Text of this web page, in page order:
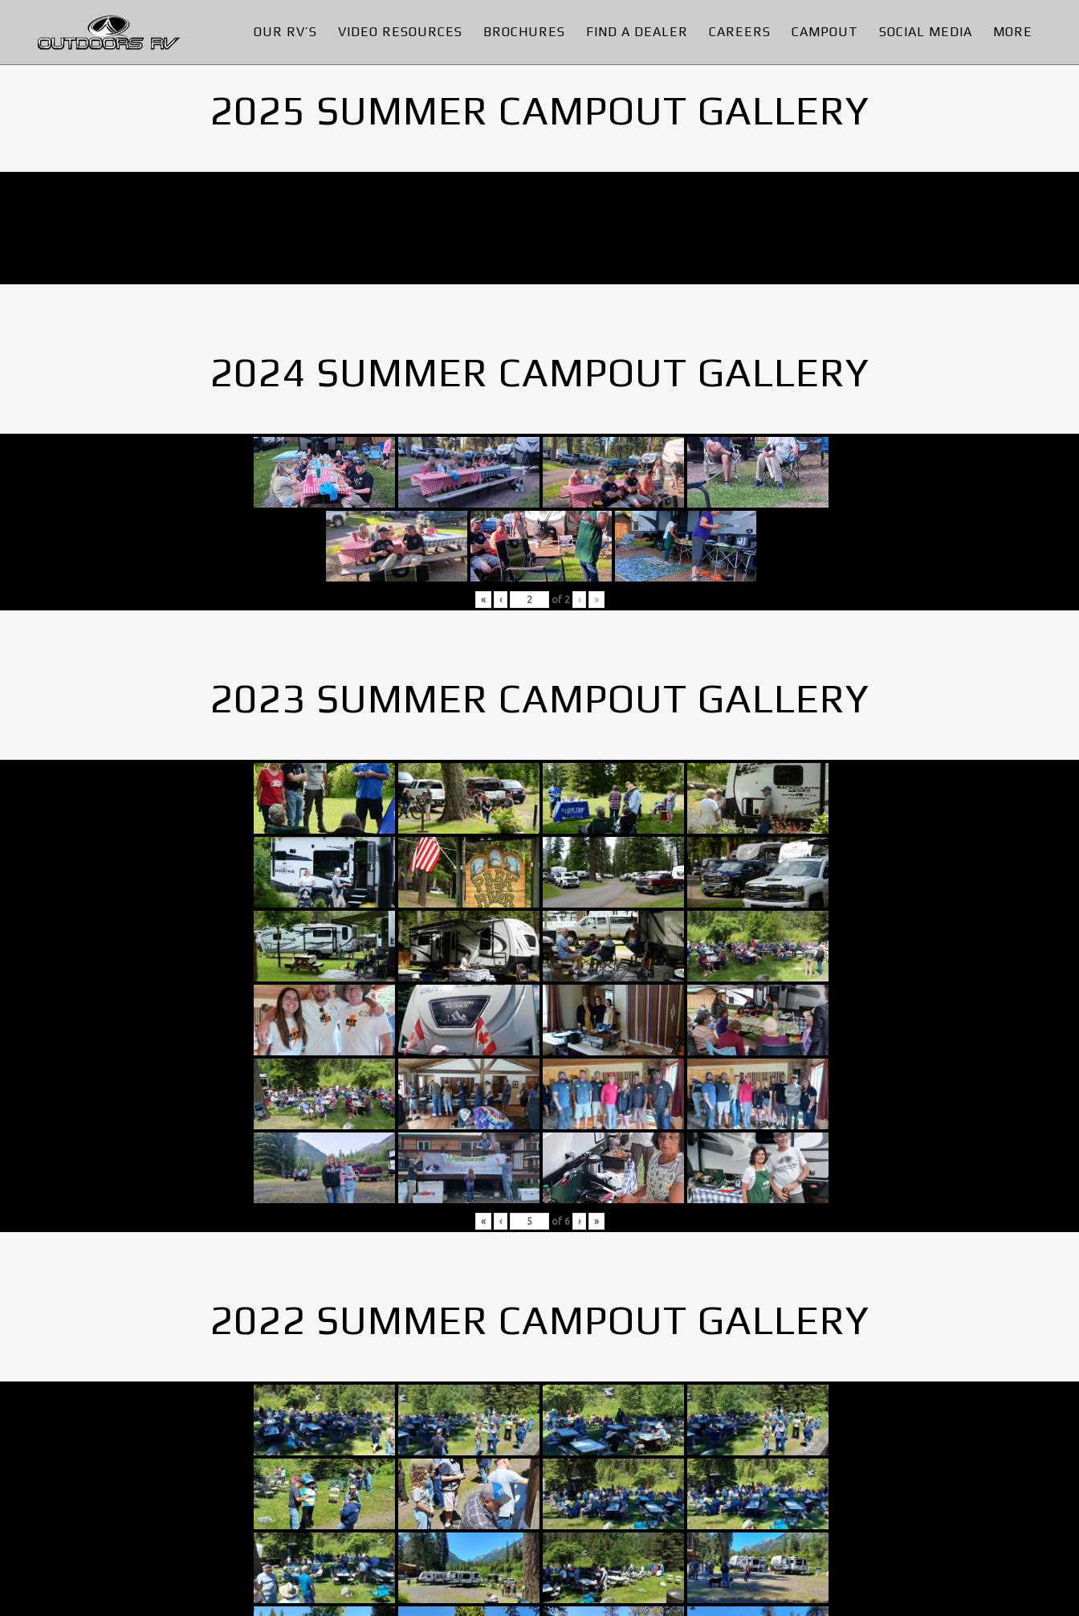
OUR RV’S VIDEO RESOURCES BROCHURES FIND A DEALER CAREERS CAMPOUT SOCIAL MEDIA MORE
2025 SUMMER CAMPOUT GALLERY
2024 SUMMER CAMPOUT GALLERY
« ‹ of 2 › »
2023 SUMMER CAMPOUT GALLERY
« ‹ of 6 › »
2022 SUMMER CAMPOUT GALLERY